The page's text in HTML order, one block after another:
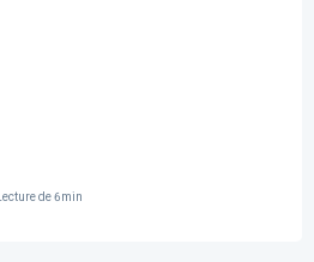
Lecture de 6min